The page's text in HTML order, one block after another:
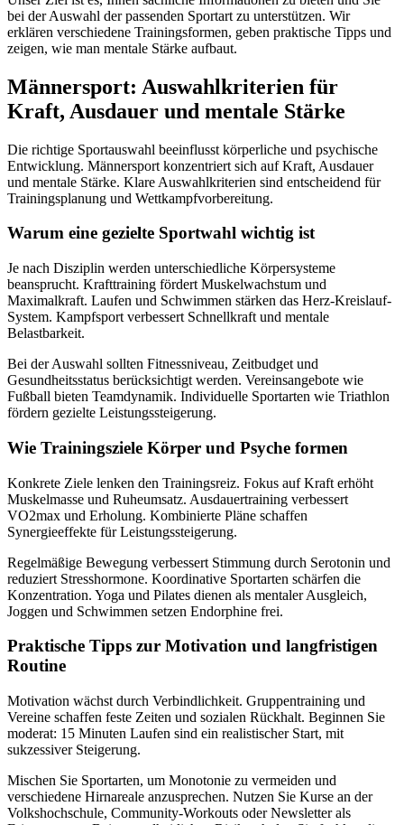
bei der Auswahl der passenden Sportart zu unterstützen. Wir
erklären verschiedene Trainingsformen, geben praktische Tipps und
zeigen, wie man mentale Stärke aufbaut.
Männersport: Auswahlkriterien für
Kraft, Ausdauer und mentale Stärke
Die richtige Sportauswahl beeinflusst körperliche und psychische
Entwicklung. Männersport konzentriert sich auf Kraft, Ausdauer
und mentale Stärke. Klare Auswahlkriterien sind entscheidend für
Trainingsplanung und Wettkampfvorbereitung.
Warum eine gezielte Sportwahl wichtig ist
Je nach Disziplin werden unterschiedliche Körpersysteme
beansprucht. Krafttraining fördert Muskelwachstum und
Maximalkraft. Laufen und Schwimmen stärken das Herz-Kreislauf-
System. Kampfsport verbessert Schnellkraft und mentale
Belastbarkeit.
Bei der Auswahl sollten Fitnessniveau, Zeitbudget und
Gesundheitsstatus berücksichtigt werden. Vereinsangebote wie
Fußball bieten Teamdynamik. Individuelle Sportarten wie Triathlon
fördern gezielte Leistungssteigerung.
Wie Trainingsziele Körper und Psyche formen
Konkrete Ziele lenken den Trainingsreiz. Fokus auf Kraft erhöht
Muskelmasse und Ruheumsatz. Ausdauertraining verbessert
VO2max und Erholung. Kombinierte Pläne schaffen
Synergieeffekte für Leistungssteigerung.
Regelmäßige Bewegung verbessert Stimmung durch Serotonin und
reduziert Stresshormone. Koordinative Sportarten schärfen die
Konzentration. Yoga und Pilates dienen als mentaler Ausgleich,
Joggen und Schwimmen setzen Endorphine frei.
Praktische Tipps zur Motivation und langfristigen
Routine
Motivation wächst durch Verbindlichkeit. Gruppentraining und
Vereine schaffen feste Zeiten und sozialen Rückhalt. Beginnen Sie
moderat: 15 Minuten Laufen sind ein realistischer Start, mit
sukzessiver Steigerung.
Mischen Sie Sportarten, um Monotonie zu vermeiden und
verschiedene Hirnareale anzusprechen. Nutzen Sie Kurse an der
Volkshochschule, Community-Workouts oder Newsletter als